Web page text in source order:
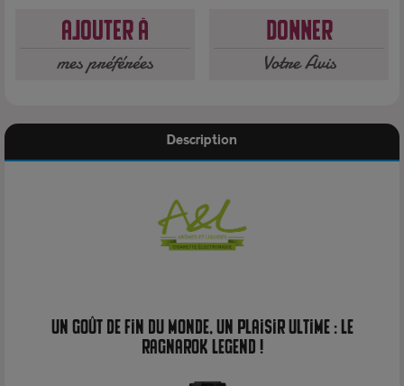
Ajouter à
mes préférées
Donner
Votre Avis
Description
Un goût de fin du monde, un plaisir ultime : le
Ragnarok Legend !